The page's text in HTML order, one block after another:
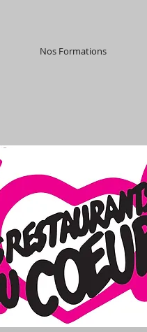
Nos Formations